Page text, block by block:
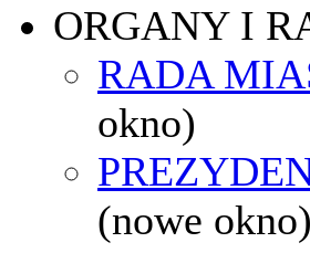
ORGANY I
RADA
okno)
(nowe okno)